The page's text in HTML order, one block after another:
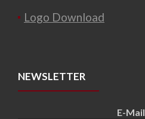
Logo Download
NEWSLETTER
E-Mail